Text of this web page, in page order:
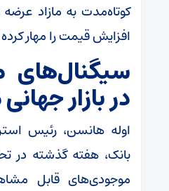
کوتاه‌مدت به مازاد عرضه
افزایش قیمت را مهار
سیگنال‌های
در بازار
اوله هانسن، رئیس
بانک، هفته گذشته در
موجودی‌های قابل